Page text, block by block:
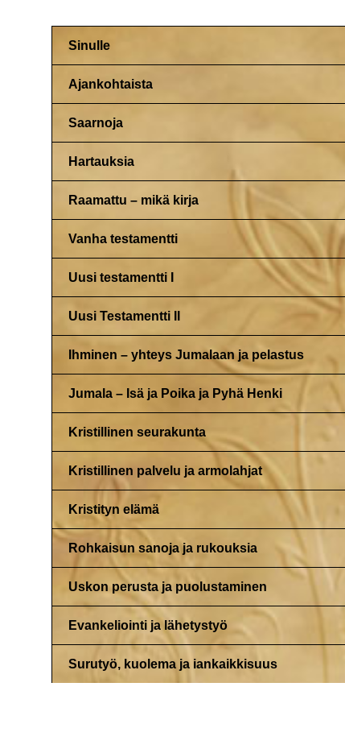
Sinulle
Ajankohtaista
Saarnoja
Hartauksia
Raamattu – mikä kirja
Vanha testamentti
Uusi testamentti I
Uusi Testamentti II
Ihminen – yhteys Jumalaan ja pelastus
Jumala – Isä ja Poika ja Pyhä Henki
Kristillinen seurakunta
Kristillinen palvelu ja armolahjat
Kristityn elämä
Rohkaisun sanoja ja rukouksia
Uskon perusta ja puolustaminen
Evankeliointi ja lähetystyö
Surutyö, kuolema ja iankaikkisuus